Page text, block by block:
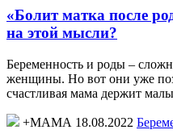
«Болит матка после
на этой мысли?
Беременность и роды –
женщины. Но вот они уже
счастливая мама держит
+МАМА 18.08.2022